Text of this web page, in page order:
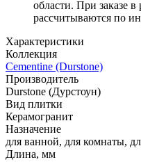
области. При заказе
рассчитываются по
Характеристики
Коллекция
Сementine (Durstone)
Производитель
Durstone (Дурстоун)
Вид плитки
Керамогранит
Назначение
для ванной, для комнаты,
Длина, мм